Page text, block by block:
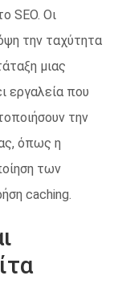
SEO. Οι
την ταχύτητα
μιας
εργαλεία που
την
όπως η
των
caching.